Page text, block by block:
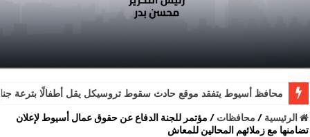
محافظ أسيوط يتفقد موقع حادث سقوط تروسيكل يقل أطفالًا بترعة
الرئيسية / محافظات / مؤتمر للجنة الدفاع عن حقوق عمال أسيوط لإعلان
تضامنها مع زملائهم المحالين للمعاش